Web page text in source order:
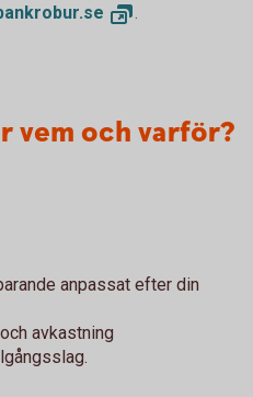
se .
vem och varför?
anpassat efter din
avkastning